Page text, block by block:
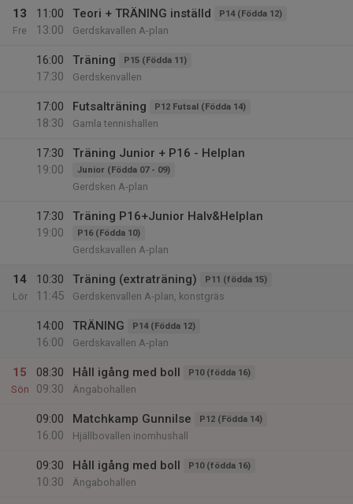
13
Fre
11:00
13:00
Teori + TRÄNING inställd P14 (Födda 12)
Gerdskavallen A-plan
16:00
17:30
Träning P15 (Födda 11)
Gerdskenvallen
17:00
18:30
Futsalträning P12 Futsal (Födda 14)
Gamla tennishallen
17:30
19:00
Träning Junior + P16 - Helplan
Junior (Födda 07 - 09)
Gerdsken A-plan
17:30
19:00
Träning P16+Junior Halv&Helplan
P16 (Födda 10)
Gerdskavallen A-plan
14
Lör
10:30
11:45
Träning (extraträning) P11 (födda 15)
Gerdskenvallen A-plan, konstgräs
14:00
16:00
TRÄNING P14 (Födda 12)
Gerdskavallen A-plan
15
Sön
08:30
09:30
Håll igång med boll P10 (födda 16)
Ängabohallen
09:00
16:00
Matchkamp Gunnilse P12 (Födda 14)
Hjällbovallen inomhushall
09:30
10:30
Håll igång med boll P10 (födda 16)
Ängabohallen